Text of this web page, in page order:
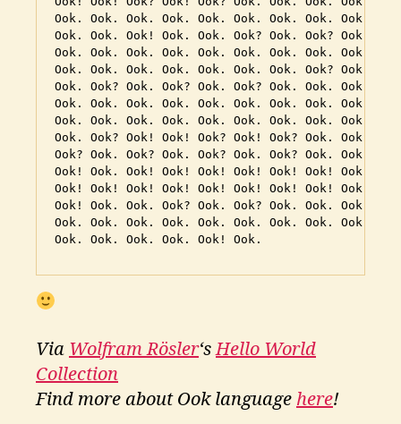
Ook. Ook. Ook. Ook. Ook. Ook. Ook. Ook. Ook!
Ook. Ook. Ook! Ook. Ook. Ook? Ook. Ook? Ook.
Ook. Ook. Ook. Ook. Ook. Ook. Ook. Ook. Ook.
Ook. Ook. Ook. Ook. Ook. Ook. Ook. Ook? Ook!
Ook. Ook? Ook. Ook? Ook. Ook? Ook. Ook. Ook.
Ook. Ook. Ook. Ook. Ook. Ook. Ook. Ook. Ook.
Ook. Ook. Ook. Ook. Ook. Ook. Ook. Ook. Ook.
Ook. Ook? Ook! Ook! Ook? Ook! Ook? Ook. Ook!
Ook? Ook. Ook? Ook. Ook? Ook. Ook? Ook. Ook!
Ook! Ook. Ook! Ook! Ook! Ook! Ook! Ook! Ook!
Ook! Ook! Ook! Ook! Ook! Ook! Ook! Ook! Ook!
Ook! Ook. Ook. Ook? Ook. Ook? Ook. Ook. Ook!
Ook. Ook. Ook. Ook. Ook. Ook. Ook. Ook. Ook.
Ook. Ook. Ook. Ook. Ook! Ook.
Via Wolfram Rösler‘sHello World
Collection
Find more about Ook language here!